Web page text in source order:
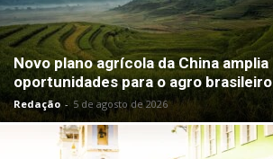
Novo plano agrícola da China amplia
oportunidades para o agro brasileiro
Redação - 5 de agosto de 2026